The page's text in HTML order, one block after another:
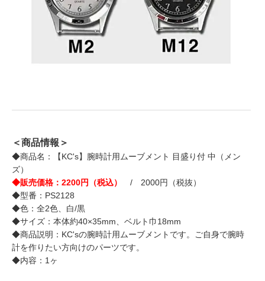
＜商品情報＞
◆商品名：【KC's】腕時計用ムーブメント 目盛り付 中（メン
ズ）
◆販売価格：2200円（税込）
/ 2000円（税抜）
◆型番：PS2128
◆色：全2色、白/黒
◆サイズ：本体約40×35mm、ベルト巾18mm
◆商品説明：KC'sの腕時計用ムーブメントです。ご自身で腕時
計を作りたい方向けのパーツです。
◆内容：1ヶ